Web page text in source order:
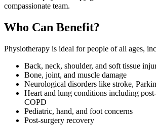
compassionate team.
Who Can Benefit?
Physiotherapy is ideal for people of all ages,
Back, neck, shoulder, and soft tissue
Bone, joint, and muscle damage
Neurological disorders like stroke,
Heart and lung conditions including
COPD
Pediatric, hand, and foot concerns
Post-surgery recovery